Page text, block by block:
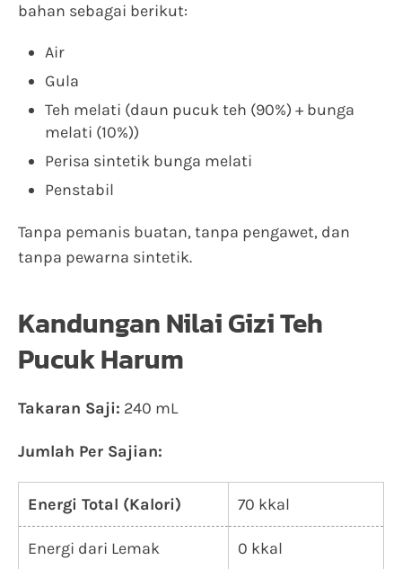
bahan sebagai berikut:
Air
Gula
Teh melati (daun pucuk teh (90%) + bunga
melati (10%))
Perisa sintetik bunga melati
Penstabil
Tanpa pemanis buatan, tanpa pengawet, dan
tanpa pewarna sintetik.
Kandungan Nilai Gizi Teh
Pucuk Harum
Takaran Saji: 240 mL
Jumlah Per Sajian:
Energi Total (Kalori) 70 kkal
Energi dari Lemak 0 kkal